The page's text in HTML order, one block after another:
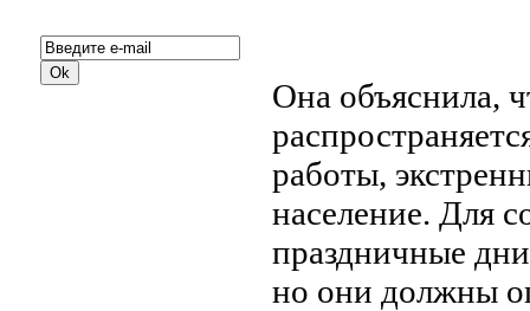
Она объяснила,
работы,
население. Для
праздничные
но они должны